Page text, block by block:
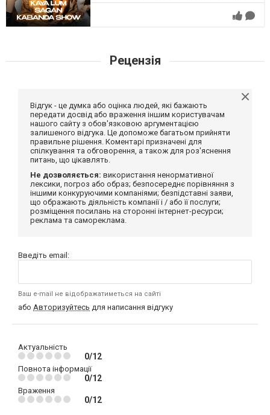
Рецензія
Відгук - це думка або оцінка людей, які бажають
передати досвід або враження іншим користувачам
нашого сайту з обов'язковою аргументацією
залишеного відгука. Це допоможе багатьом прийняти
правильне рішення. Коментарі призначені для
спілкування та обговорення, а також для роз'яснення
питань, що цікавлять.
Не дозволяється: використання ненормативної
лексики, погроз або образ; безпосереднє порівняння з
іншими конкуруючими компаніями; безпідставні заяви,
що ображають діяльність компанії і / або її послуги;
розміщення посилань на сторонні інтернет-ресурси;
реклама та самореклама.
Введіть email:
Ваш e-mail не відображатиметься на сайті
або Авторизуйтесь для написання відгуку
Актуальність
0/12
Повнота інформації
0/12
Враження
0/12